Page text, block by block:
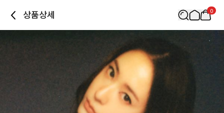
상품상세 0